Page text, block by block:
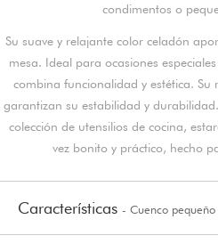
condimentos o
Su suave y relajante color celadón
mesa. Ideal para ocasiones
combina funcionalidad y estética. Su
garantizan su estabilidad y
colección de utensilios de cocina,
vez bonito y práctico, hecho
Características - Cuenco